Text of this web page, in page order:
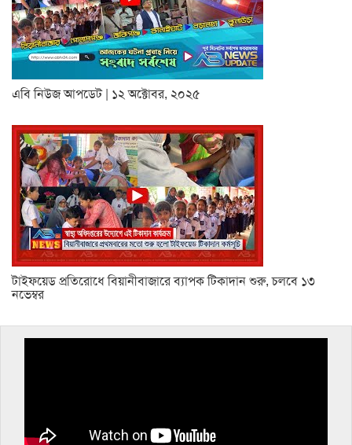
এবি নিউজ আপডেট | ১২ অক্টোবর, ২০২৫
টাইফয়েড প্রতিরোধে বিয়ানীবাজারে ব্যাপক টিকাদান শুরু, চলবে ১৩
নভেম্বর